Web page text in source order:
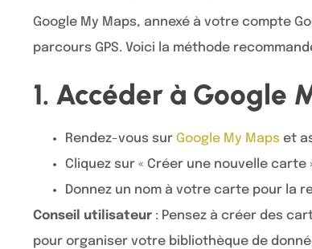
Google My Maps, annexé à votre compte
parcours GPS. Voici la méthode
1. Accéder à Google
Rendez-vous sur Google My Maps et
Cliquez sur « Créer une nouvelle carte
Donnez un nom à votre carte pour la
Conseil utilisateur : Pensez à créer des
pour organiser votre bibliothèque de